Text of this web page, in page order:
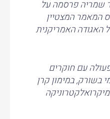
שמריה פרסמה על
המאמר המצטיין
האגודה האמריקנית
עם חוקרים
בשורק, במימון קרן